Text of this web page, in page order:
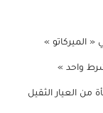
الميركاتو »
واحد »
من العيار الثقيل